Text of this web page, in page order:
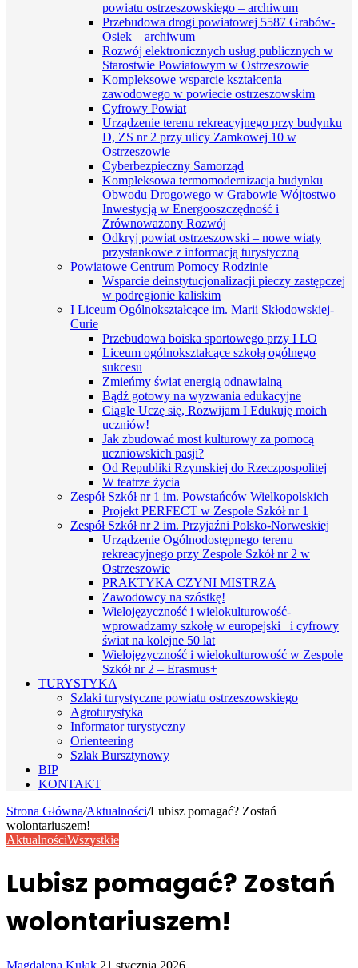
powiatu ostrzeszowskiego – archiwum
Przebudowa drogi powiatowej 5587 Grabów-
Osiek – archiwum
Rozwój elektronicznych usług publicznych w
Starostwie Powiatowym w Ostrzeszowie
Kompleksowe wsparcie kształcenia
zawodowego w powiecie ostrzeszowskim
Cyfrowy Powiat
Urządzenie terenu rekreacyjnego przy budynku
D, ZS nr 2 przy ulicy Zamkowej 10 w
Ostrzeszowie
Cyberbezpieczny Samorząd
Kompleksowa termomodernizacja budynku
Obwodu Drogowego w Grabowie Wójtostwo –
Inwestycją w Energooszczędność i
Zrównoważony Rozwój
Odkryj powiat ostrzeszowski – nowe wiaty
przystankowe z informacją turystyczną
Powiatowe Centrum Pomocy Rodzinie
Wsparcie deinstytucjonalizacji pieczy zastępczej
w podregionie kaliskim
I Liceum Ogólnokształcące im. Marii Skłodowskiej-
Curie
Przebudowa boiska sportowego przy I LO
Liceum ogólnokształcące szkołą ogólnego
sukcesu
Zmieńmy świat energią odnawialną
Bądź gotowy na wyzwania edukacyjne
Ciągle Uczę się, Rozwijam I Edukuję moich
uczniów!
Jak zbudować most kulturowy za pomocą
uczniowskich pasji?
Od Republiki Rzymskiej do Rzeczpospolitej
W teatrze życia
Zespół Szkół nr 1 im. Powstańców Wielkopolskich
Projekt PERFECT w Zespole Szkół nr 1
Zespół Szkół nr 2 im. Przyjaźni Polsko-Norweskiej
Urządzenie Ogólnodostępnego terenu
rekreacyjnego przy Zespole Szkół nr 2 w
Ostrzeszowie
PRAKTYKA CZYNI MISTRZA
Zawodowcy na szóstkę!
Wielojęzyczność i wielokulturowość-
wprowadzamy szkołę w europejski i cyfrowy
świat na kolejne 50 lat
Wielojęzyczność i wielokulturowość w Zespole
Szkół nr 2 – Erasmus+
TURYSTYKA
Szlaki turystyczne powiatu ostrzeszowskiego
Agroturystyka
Informator turystyczny
Orienteering
Szlak Bursztynowy
BIP
KONTAKT
Strona Główna/Aktualności/Lubisz pomagać? Zostań
wolontariuszem!
AktualnościWszystkie
Lubisz pomagać? Zostań
wolontariuszem!
Magdalena Kułak Send
21 stycznia 2026